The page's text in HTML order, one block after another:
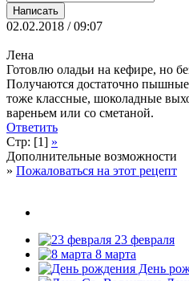
02.02.2018 / 09:07
Лена
Готовлю оладьи на кефире, но
Получаются достаточно
тоже классные, шоколадные
вареньем или со сметаной.
Ответить
Стр: [1] »
Дополнительные возможности
» Пожаловаться на этот рецепт
23 февраля
8 марта
День